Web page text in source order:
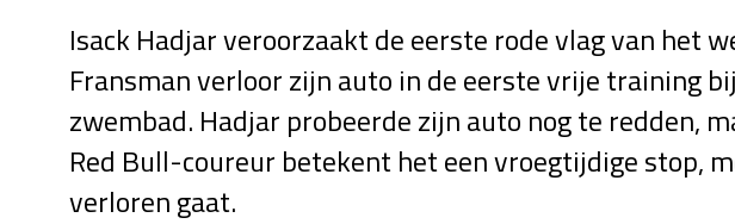
Isack Hadjar veroorzaakt de eerste rode vlag van het
Fransman verloor zijn auto in de eerste vrije training
zwembad. Hadjar probeerde zijn auto nog te redden,
Red Bull-coureur betekent het een vroegtijdige stop,
verloren gaat.